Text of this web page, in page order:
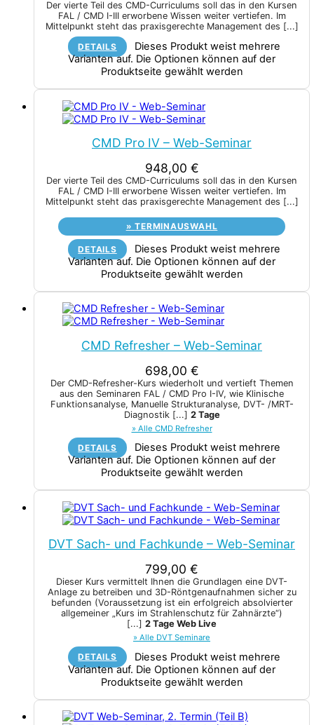
Der vierte Teil des CMD-Curriculums soll das in den Kursen
FAL / CMD I-III erworbene Wissen weiter vertiefen. Im
Mittelpunkt steht das praxisgerechte Management des [...]
DETAILS
Dieses Produkt weist mehrere
Varianten auf. Die Optionen können auf der
Produktseite gewählt werden
CMD Pro IV – Web-Seminar
948,00 €
Der vierte Teil des CMD-Curriculums soll das in den Kursen
FAL / CMD I-III erworbene Wissen weiter vertiefen. Im
Mittelpunkt steht das praxisgerechte Management des [...]
»TERMINAUSWAHL
DETAILS
Dieses Produkt weist mehrere
Varianten auf. Die Optionen können auf der
Produktseite gewählt werden
CMD Refresher – Web-Seminar
698,00 €
Der CMD-Refresher-Kurs wiederholt und vertieft Themen
aus den Seminaren FAL / CMD Pro I-IV, wie Klinische
Funktionsanalyse, Manuelle Strukturanalyse, DVT- /MRT-
Diagnostik [...] 2 Tage
» Alle CMD Refresher
DETAILS
Dieses Produkt weist mehrere
Varianten auf. Die Optionen können auf der
Produktseite gewählt werden
DVT Sach- und Fachkunde – Web-Seminar
799,00 €
Dieser Kurs vermittelt Ihnen die Grundlagen eine DVT-
Anlage zu betreiben und 3D-Röntgenaufnahmen sicher zu
befunden (Voraussetzung ist ein erfolgreich absolvierter
allgemeiner „Kurs im Strahlenschutz für Zahnärzte“)
[...] 2 Tage Web Live
» Alle DVT Seminare
DETAILS
Dieses Produkt weist mehrere
Varianten auf. Die Optionen können auf der
Produktseite gewählt werden